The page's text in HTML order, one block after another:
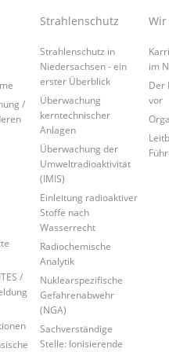
/
/
Strahlenschutz
Strahlenschutz in
Niedersachsen - ein
erster Überblick
Überwachung
kerntechnischer
Anlagen
Überwachung der
Umweltradioaktivität
(IMIS)
Einleitung radioaktiver
Stoffe nach
Wasserrecht
Radiochemische
Analytik
Nuklearspezifische
Gefahrenabwehr
(NGA)
Sachverständige
Stelle: Ionisierende
im
Der
vor